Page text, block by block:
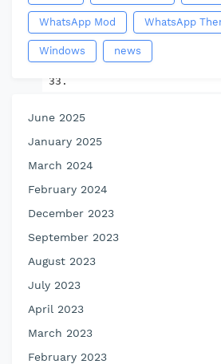
atas
Kota
sungainya
yang pada umumnya
demikian, Bandung
WhatsApp Mod WhatsApp
Windows news
June 2025
January 2025
March 2024
February 2024
December 2023
September 2023
August 2023
July 2023
April 2023
March 2023
February 2023